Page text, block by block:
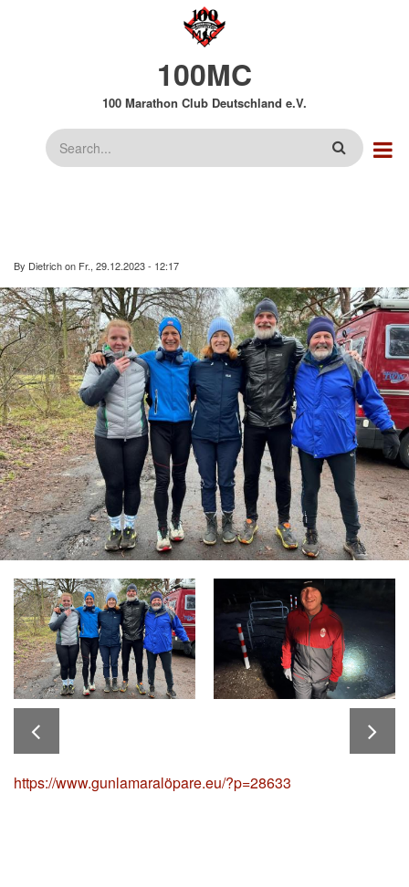
100MC
100 Marathon Club Deutschland e.V.
Suche
By Dietrichon Fr., 29.12.2023 - 12:17
https://www.gunlamaralöpare.eu/?p=28633